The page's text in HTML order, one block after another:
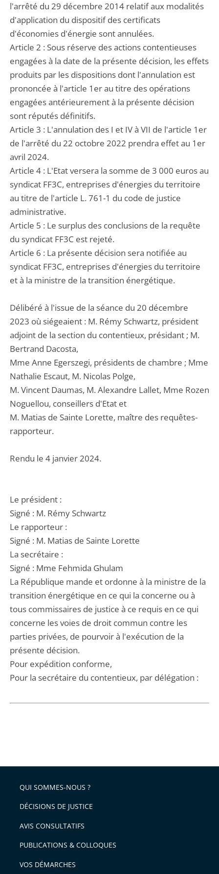
l'arrêté du 29 décembre 2014 relatif aux modalités
d'application du dispositif des certificats
d'économies d'énergie sont annulées.
Article 2 : Sous réserve des actions contentieuses
engagées à la date de la présente décision, les effets
produits par les dispositions dont l'annulation est
prononcée à l'article 1er au titre des opérations
engagées antérieurement à la présente décision
sont réputés définitifs.
Article 3 : L'annulation des I et IV à VII de l'article 1er
de l'arrêté du 22 octobre 2022 prendra effet au 1er
avril 2024.
Article 4 : L'Etat versera la somme de 3 000 euros au
syndicat FF3C, entreprises d'énergies du territoire
au titre de l'article L. 761-1 du code de justice
administrative.
Article 5 : Le surplus des conclusions de la requête
du syndicat FF3C est rejeté.
Article 6 : La présente décision sera notifiée au
syndicat FF3C, entreprises d'énergies du territoire
et à la ministre de la transition énergétique.
Délibéré à l'issue de la séance du 20 décembre
2023 où siégeaient : M. Rémy Schwartz, président
adjoint de la section du contentieux, présidant ; M.
Bertrand Dacosta,
Mme Anne Egerszegi, présidents de chambre ; Mme
Nathalie Escaut, M. Nicolas Polge,
M. Vincent Daumas, M. Alexandre Lallet, Mme Rozen
Noguellou, conseillers d'Etat et
M. Matias de Sainte Lorette, maître des requêtes-
rapporteur.
Rendu le 4 janvier 2024.
Le président :
Signé : M. Rémy Schwartz
Le rapporteur :
Signé : M. Matias de Sainte Lorette
La secrétaire :
Signé : Mme Fehmida Ghulam
La République mande et ordonne à la ministre de la
transition énergétique en ce qui la concerne ou à
tous commissaires de justice à ce requis en ce qui
concerne les voies de droit commun contre les
parties privées, de pourvoir à l'exécution de la
présente décision.
Pour expédition conforme,
Pour la secrétaire du contentieux, par délégation :
QUI SOMMES-NOUS ?
DÉCISIONS DE JUSTICE
AVIS CONSULTATIFS
PUBLICATIONS & COLLOQUES
VOS DÉMARCHES